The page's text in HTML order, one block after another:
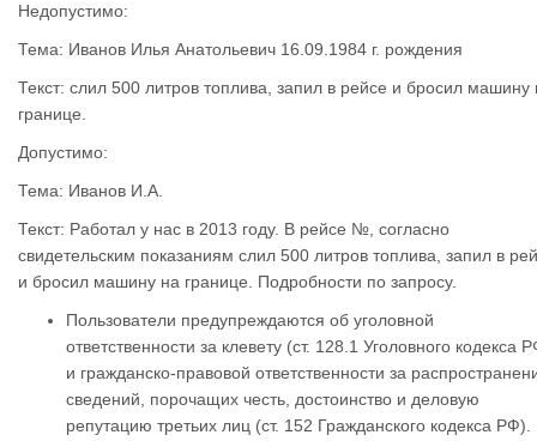
Недопустимо:
Тема: Иванов Илья Анатольевич 16.09.1984 г. рождения
Текст: слил 500 литров топлива, запил в рейсе и бросил машину
границе.
Допустимо:
Тема: Иванов И.А.
Текст: Работал у нас в 2013 году. В рейсе №, согласно
свидетельским показаниям слил 500 литров топлива, запил в
и бросил машину на границе. Подробности по запросу.
Пользователи предупреждаются об уголовной
ответственности за клевету (ст. 128.1 Уголовного кодекса
и гражданско-правовой ответственности за
сведений, порочащих честь, достоинство и деловую
репутацию третьих лиц (ст. 152 Гражданского кодекса РФ).